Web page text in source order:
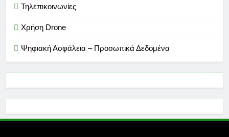
Τηλεπικοινωνίες
Χρήση Drone
Ψηφιακή Ασφάλεια – Προσωπικά Δεδομένα